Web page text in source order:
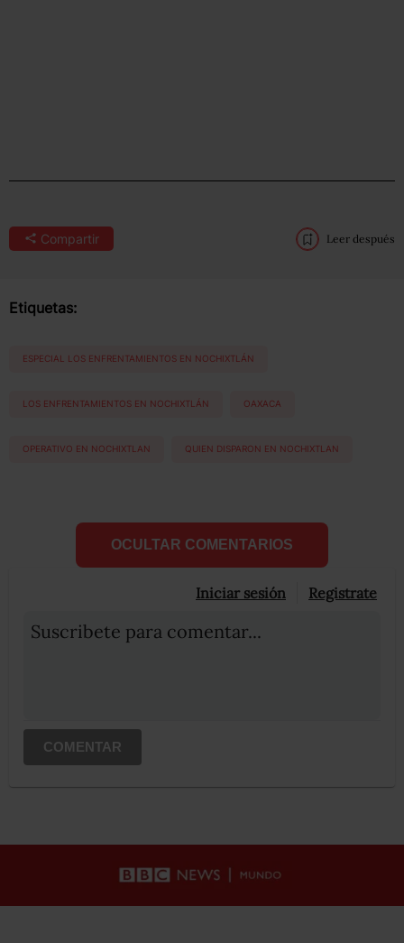
Compartir Leer después
Etiquetas:
ESPECIAL LOS ENFRENTAMIENTOS EN NOCHIXTLÁN
LOS ENFRENTAMIENTOS EN NOCHIXTLÁN OAXACA
OPERATIVO EN NOCHIXTLAN QUIEN DISPARON EN NOCHIXTLAN
OCULTAR COMENTARIOS
Iniciar sesión Registrate
Suscribete para comentar...
COMENTAR